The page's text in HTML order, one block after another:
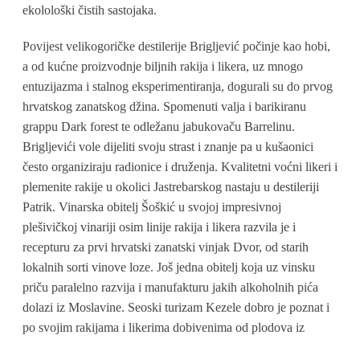
ekolološki čistih sastojaka.
Povijest velikogoričke destilerije Brigljević počinje kao hobi,
a od kućne proizvodnje biljnih rakija i likera, uz mnogo
entuzijazma i stalnog eksperimentiranja, dogurali su do prvog
hrvatskog zanatskog džina. Spomenuti valja i barikiranu
grappu Dark forest te odležanu jabukovaču Barrelinu.
Brigljevići vole dijeliti svoju strast i znanje pa u kušaonici
često organiziraju radionice i druženja. Kvalitetni voćni likeri i
plemenite rakije u okolici Jastrebarskog nastaju u destileriji
Patrik. Vinarska obitelj Šoškić u svojoj impresivnoj
plešivičkoj vinariji osim linije rakija i likera razvila je i
recepturu za prvi hrvatski zanatski vinjak Dvor, od starih
lokalnih sorti vinove loze. Još jedna obitelj koja uz vinsku
priču paralelno razvija i manufakturu jakih alkoholnih pića
dolazi iz Moslavine. Seoski turizam Kezele dobro je poznat i
po svojim rakijama i likerima dobivenima od plodova iz